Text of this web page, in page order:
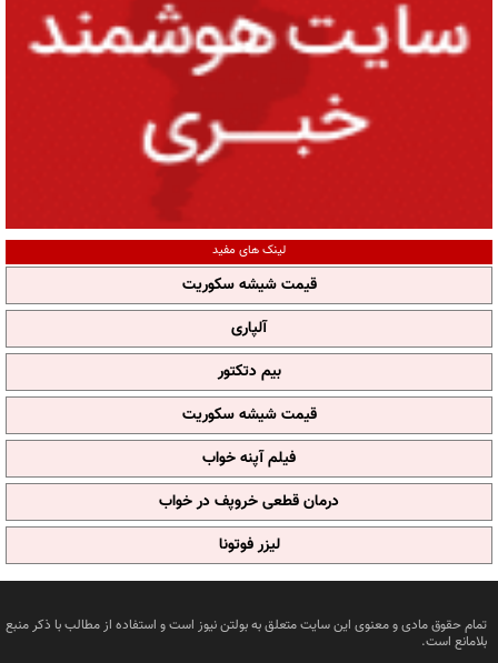
لینک های مفید
قیمت شیشه سکوریت
آلپاری
بیم دتکتور
قیمت شیشه سکوریت
فیلم آپنه خواب
درمان قطعی خروپف در خواب
لیزر فوتونا
تمام حقوق مادی و معنوی این سایت متعلق به بولتن نیوز است و استفاده از مطالب با ذکر منبع
بلامانع است.